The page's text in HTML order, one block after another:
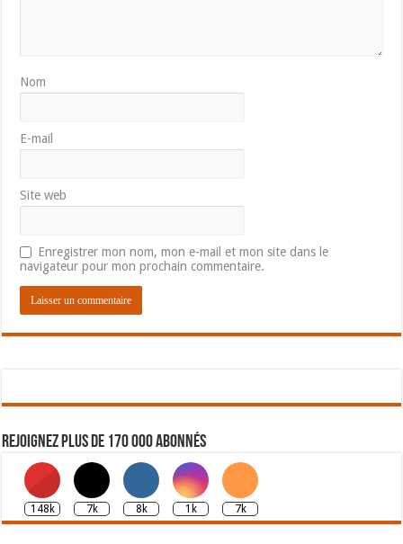
Nom
E-mail
Site web
Enregistrer mon nom, mon e-mail et mon site dans le
navigateur pour mon prochain commentaire.
Rejoignez plus de 170 000 abonnés
148k 7k 8k 1k 7k